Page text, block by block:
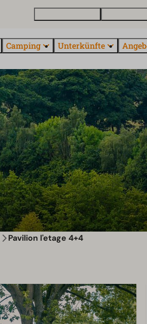
Camping Unterkünfte
Pavilion l'etage 4+4